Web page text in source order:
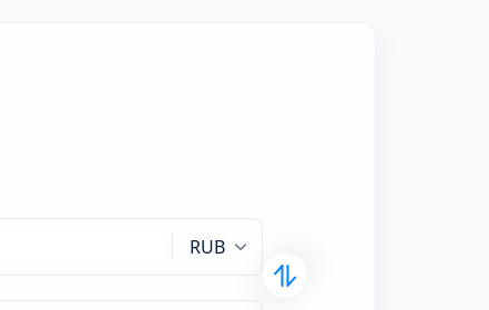
RUB